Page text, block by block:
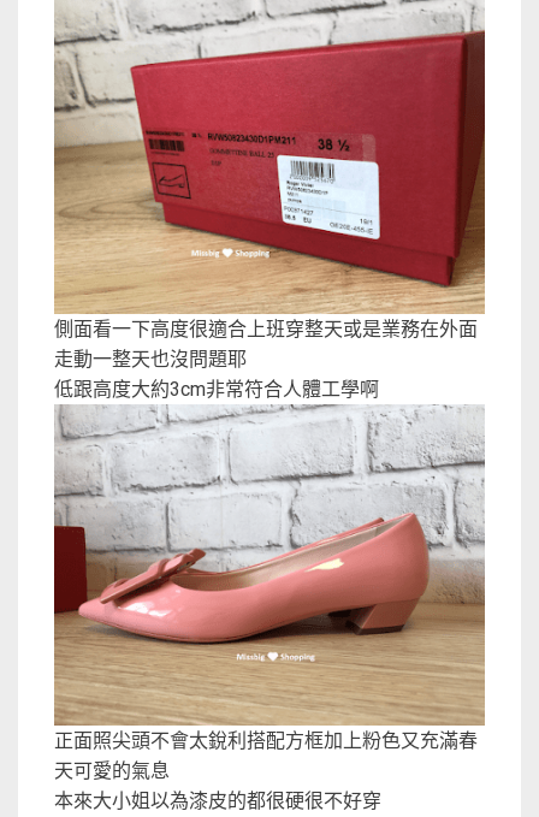
側面看一下高度很適合上班穿整天或是業務在外面
走動一整天也沒問題耶
低跟高度大約3cm非常符合人體工學啊
正面照尖頭不會太銳利搭配方框加上粉色又充滿春
天可愛的氣息
本來大小姐以為漆皮的都很硬很不好穿